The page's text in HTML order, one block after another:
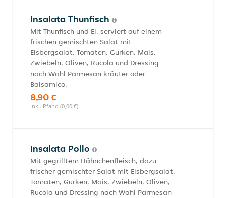
Insalata Thunfisch
Mit Thunfisch und Ei, serviert auf einem
frischen gemischten Salat mit
Eisbergsalat, Tomaten, Gurken, Mais,
Zwiebeln, Oliven, Rucola und Dressing
nach Wahl Parmesan kräuter oder
Balsamico.
8,90 €
inkl. Pfand (0,00 €)
Insalata Pollo
Mit gegrilltem Hähnchenfleisch, dazu
frischer gemischter Salat mit Eisbergsalat,
Tomaten, Gurken, Mais, Zwiebeln, Oliven,
Rucola und Dressing nach Wahl Parmesan